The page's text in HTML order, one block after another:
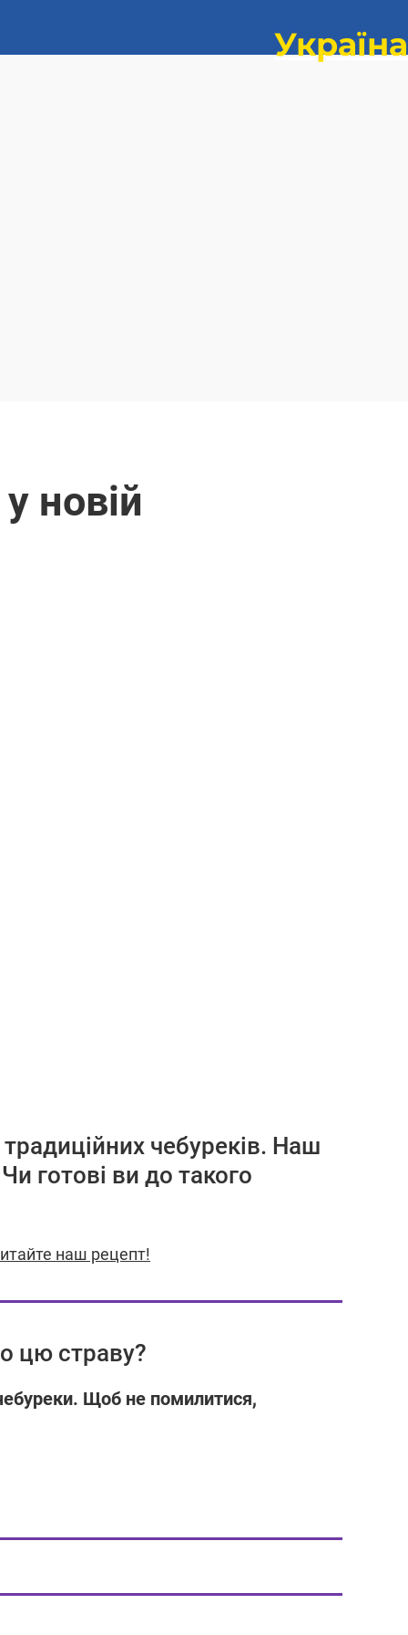
новій
чебуреків. Наш
готові ви до такого
наш рецепт!
цю страву?
Щоб не помилитися,